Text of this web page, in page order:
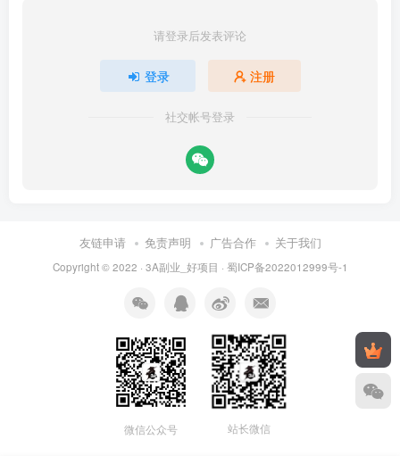
请登录后发表评论
登录 注册
社交帐号登录
友链申请 免责声明 广告合作 关于我们
Copyright © 2022 · 3A副业_好项目 · 蜀ICP备2022012999号-1
微信公众号 站长微信